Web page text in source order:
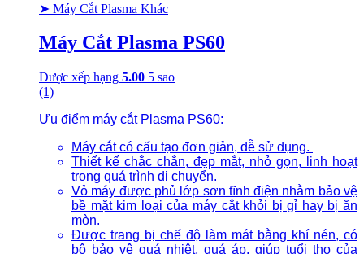
➤ Máy Cắt Plasma Khác
Máy Cắt Plasma PS60
Được xếp hạng 5.00 5 sao
(1)
Ưu điểm máy cắt Plasma PS60:
Máy cắt có cấu tạo đơn giản, dễ sử dụng.
Thiết kế chắc chắn, đẹp mắt, nhỏ gọn, linh hoạt
trong quá trình di chuyển.
Vỏ máy được phủ lớp sơn tĩnh điện nhằm bảo vệ
bề mặt kim loại của máy cắt khỏi bị gỉ hay bị ăn
mòn.
Được trang bị chế độ làm mát bằng khí nén, có
bộ bảo vệ quá nhiệt, quá áp, giúp tuổi thọ của